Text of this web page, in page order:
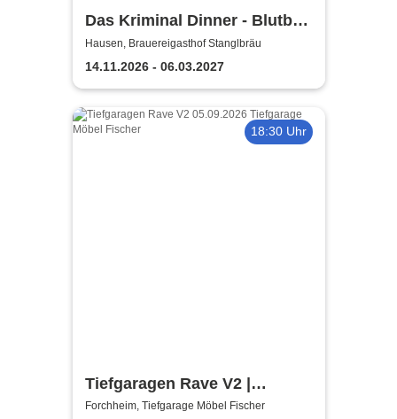
Das Kriminal Dinner - Blutbad
im Gemeinderat
Hausen, Brauereigasthof Stanglbräu
14.11.2026 - 06.03.2027
18:30 Uhr
Tiefgaragen Rave V2 |
Tiefgarage Möbel Fischer
Forchheim, Tiefgarage Möbel Fischer